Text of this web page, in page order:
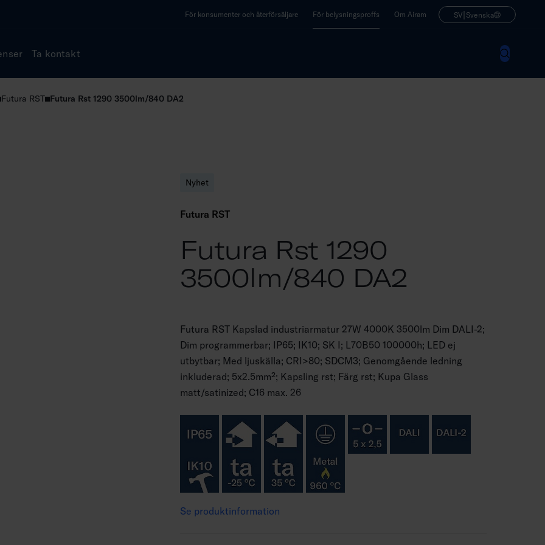
För konsumenter och återförsäljare För belysningsproffs Om Airam SV| Svenska
Ta kontakt
Futura RST Futura Rst 1290 3500lm/840 DA2
Nyhet
Futura RST
Futura Rst 1290
3500lm/840 DA2
Futura RST Kapslad industriarmatur 27W 4000K 3500lm Dim DALI-2;
Dim programmerbar; IP65; IK10; SK I; L70B50 100000h; LED ej
utbytbar; Med ljuskälla; CRI>80; SDCM3; Genomgående ledning
inkluderad; 5x2.5mm²; Kapsling rst; Färg rst; Kupa Glass
matt/satinized; C16 max. 26
Se produktinformation